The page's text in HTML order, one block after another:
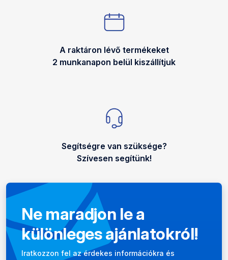
A raktáron lévő termékeket
2 munkanapon belül kiszállítjuk
Segítségre van szüksége?
Szívesen segítünk!
Hírlevél
Ne maradjon le a
különleges ajánlatokról!
Iratkozzon fel az érdekes információkra és